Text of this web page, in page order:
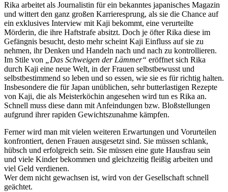
Rika arbeitet als Journalistin für ein bekanntes japanisches Magazin
und wittert den ganz großen Karrieresprung, als sie die Chance auf
ein exklusives Interview mit Kaji bekommt, eine verurteilte
Mörderin, die ihre Haftstrafe absitzt. Doch je öfter Rika diese im
Gefängnis besucht, desto mehr scheint Kaji Einfluss auf sie zu
nehmen, ihr Denken und Handeln nach und nach zu kontrollieren.
Im Stile von
„Das Schweigen der Lämmer“ eröffnet sich Rika
durch Kaji eine neue Welt, in der Frauen selbstbewusst und
selbstbestimmend so leben und so essen, wie sie es für richtig halten.
Insbesondere die für Japan unüblichen, sehr butterlastigen Rezepte
von Kaji, die als Meisterköchin angesehen wird tun es Rika an.
Schnell muss diese dann mit Anfeindungen bzw. Bloßstellungen
aufgrund ihrer rapiden Gewichtszunahme kämpfen.
Ferner wird man mit vielen weiteren Erwartungen und Vorurteilen
konfrontiert, denen Frauen ausgesetzt sind. Sie müssen schlank,
hübsch und erfolgreich sein. Sie müssen eine gute Hausfrau sein
und viele Kinder bekommen und gleichzeitig fleißig arbeiten und
viel Geld verdienen.
Wer dem nicht gewachsen ist, wird von der Gesellschaft schnell
geächtet.